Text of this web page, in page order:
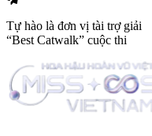
Tự hào là đơn vị tài trợ giải
“Best Catwalk” cuộc thi